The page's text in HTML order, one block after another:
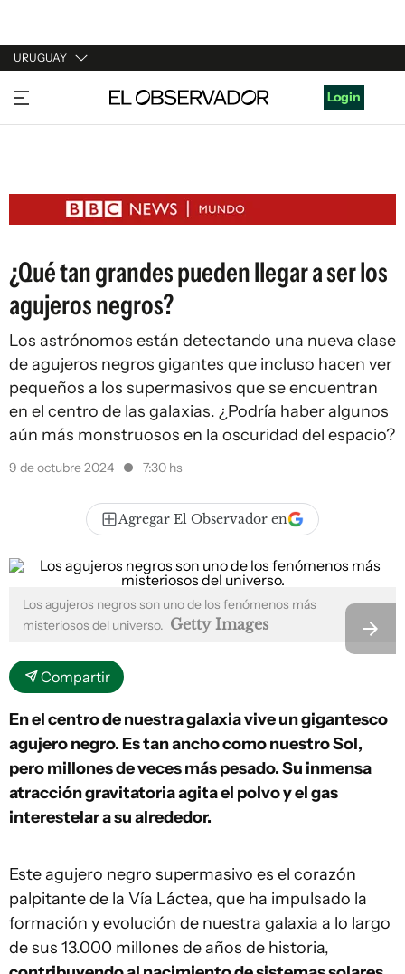
URUGUAY
URUGUAY
ARGENTINA
ESTADOS UNIDOS
Login
¿Qué tan grandes pueden llegar a ser los
agujeros negros?
Los astrónomos están detectando una nueva clase
de agujeros negros gigantes que incluso hacen ver
pequeños a los supermasivos que se encuentran
en el centro de las galaxias. ¿Podría haber algunos
aún más monstruosos en la oscuridad del espacio?
9 de octubre 2024 7:30 hs
Agregar El Observador en
Los agujeros negros son uno de los fenómenos más
misteriosos del universo. Getty Images
Compartir
En el centro de nuestra galaxia vive un gigantesco
agujero negro. Es tan ancho como nuestro Sol,
pero millones de veces más pesado. Su inmensa
atracción gravitatoria agita el polvo y el gas
interestelar a su alrededor.
Este agujero negro supermasivo es el corazón
palpitante de la Vía Láctea, que ha impulsado la
formación y evolución de nuestra galaxia a lo largo
de sus 13.000 millones de años de historia,